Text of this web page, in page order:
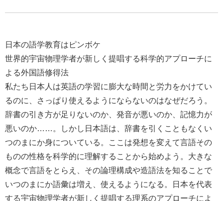
日本の語学教育はピンボケ
世界的宇宙物理学者が新しく提唱する科学的アプローチに
よる外国語修得法
私たち日本人は英語の学習に膨大な時間と労力をかけてい
るのに、さっぱり使えるようにならないのはなぜだろう。
辞書の引き方が足りないのか、発音が悪いのか、記憶力が
悪いのか……。しかし日本語は、辞書を引くこともなくい
つのまにか身についている。ここは発想を変えて言語その
ものの性格を科学的に理解することから始めよう。大きな
概念で言語をとらえ、その論理構成や造語法を知ることで
いつのまにか語彙は増え、使えるようになる。日本を代表
する宇宙物理学者が新しく提唱する理系のアプローチによ